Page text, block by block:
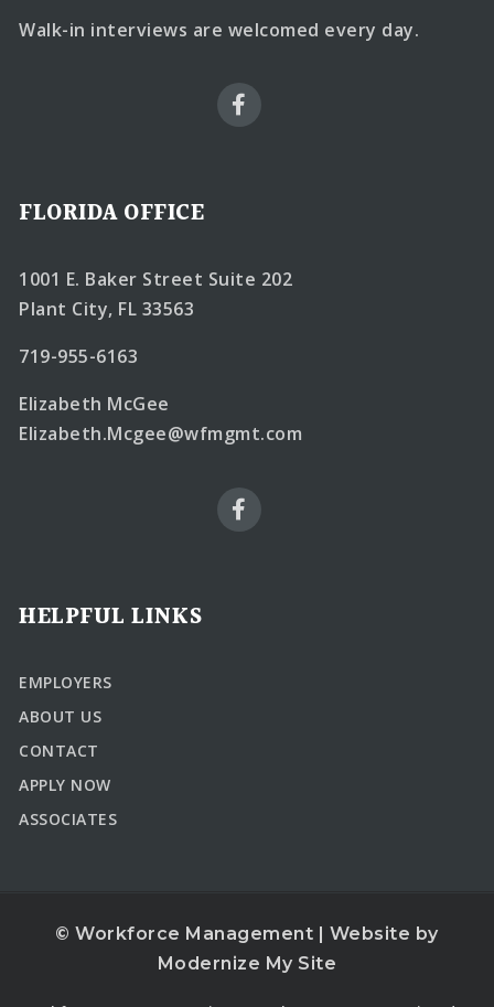
Walk-in interviews are welcomed every day.
FLORIDA OFFICE
1001 E. Baker Street Suite 202
Plant City, FL 33563
719-955-6163
Elizabeth McGee
Elizabeth.Mcgee@wfmgmt.com
HELPFUL LINKS
EMPLOYERS
ABOUT US
CONTACT
APPLY NOW
ASSOCIATES
© Workforce Management | Website by
Modernize My Site